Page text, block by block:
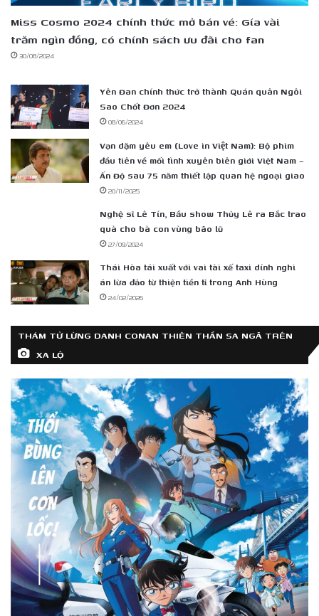
Miss Cosmo 2024 chính thức mở bán vé: Gía vài
trăm ngìn đồng, có chính sách ưu đãi cho fan
30/08/2024
Yên Đan chính thức trở thành Quán quân Ngôi
Sao Chốt Đơn 2024
08/06/2024
Vạn dặm yêu em (Love in Việt Nam): Bộ phim
đầu tiên về mối tình xuyên biên giới Việt Nam –
Ấn Độ sau 75 năm thiết lập quan hệ ngoại giao
20/11/2025
Nghệ sĩ Lê Tín, Bầu show Thủy Lê ra Bắc trao
quà cho bà con vùng bão lũ
27/09/2024
Thái Hòa tái xuất với vai tài xế taxi dính nghi
án lừa đảo từ thiện tiền tỉ trong Anh Hùng
24/02/2026
THÁM TỬ LỪNG DANH CONAN THIÊN THẦN SA NGÃ TRÊN
XA LỘ